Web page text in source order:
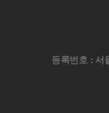
등록번호 : 서